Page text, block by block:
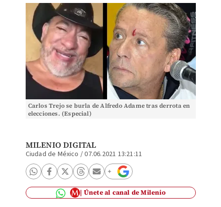
Carlos Trejo se burla de Alfredo Adame tras derrota en
elecciones. (Especial)
MILENIO DIGITAL
Ciudad de México /07.06.2021 13:21:11
Únete al canal de Milenio